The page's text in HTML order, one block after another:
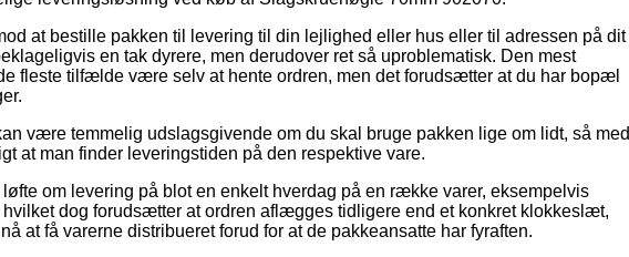
at bestille pakken til levering til din lejlighed eller hus eller til adressen på dit
en tak dyrere, men derudover ret så uproblematisk. Den mest
fleste tilfælde være selv at hente ordren, men det forudsætter at du har bopæl
være temmelig udslagsgivende om du skal bruge pakken lige om lidt, så med
at man finder leveringstiden på den respektive vare.
om levering på blot en enkelt hverdag på en række varer, eksempelvis
dog forudsætter at ordren aflægges tidligere end et konkret klokkeslæt,
at få varerne distribueret forud for at de pakkeansatte har fyraften.